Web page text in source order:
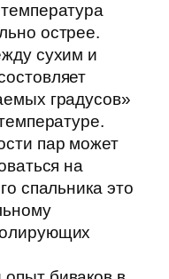
острее.
сухим и
градусов»
пар может
на
спальника это